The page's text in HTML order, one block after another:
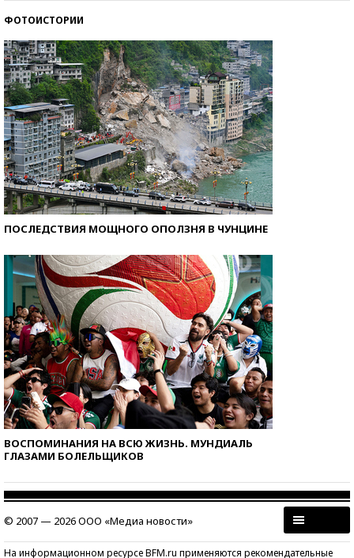
ФОТОИСТОРИИ
ПОСЛЕДСТВИЯ МОЩНОГО ОПОЛЗНЯ В ЧУНЦИНЕ
ВОСПОМИНАНИЯ НА ВСЮ ЖИЗНЬ. МУНДИАЛЬ
ГЛАЗАМИ БОЛЕЛЬЩИКОВ
© 2007 — 2026 ООО «Медиа новости»
На информационном ресурсе BFM.ru применяются рекомендательные